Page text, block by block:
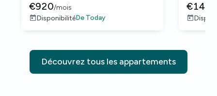
€920/mois
DisponibilitéDe Today
€1410
Découvrez tous les appartements